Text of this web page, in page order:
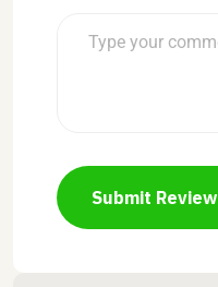
Submit Review